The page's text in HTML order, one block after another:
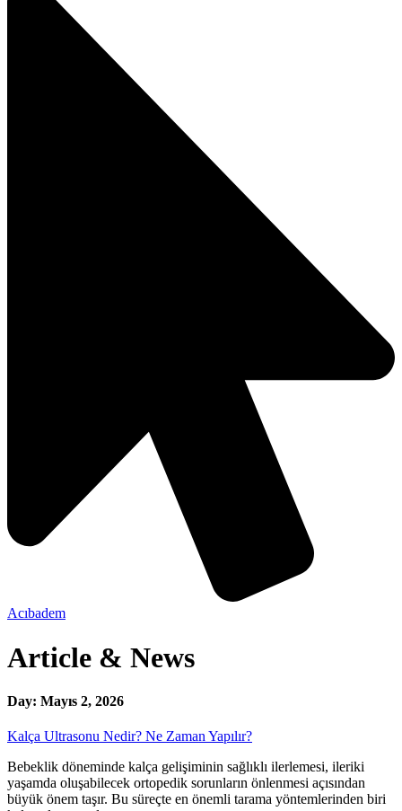
Acıbadem
Article & News
Day: Mayıs 2, 2026
Kalça Ultrasonu Nedir? Ne Zaman Yapılır?
Bebeklik döneminde kalça gelişiminin sağlıklı ilerlemesi, ileriki
yaşamda oluşabilecek ortopedik sorunların önlenmesi açısından
büyük önem taşır. Bu süreçte en önemli tarama yöntemlerinden biri